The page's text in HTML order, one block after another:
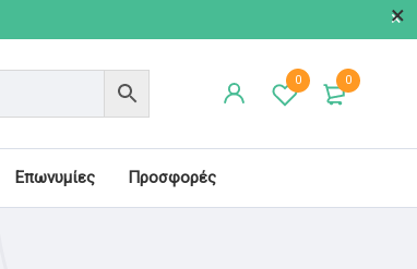
0
0
Επωνυμίες Προσφορές